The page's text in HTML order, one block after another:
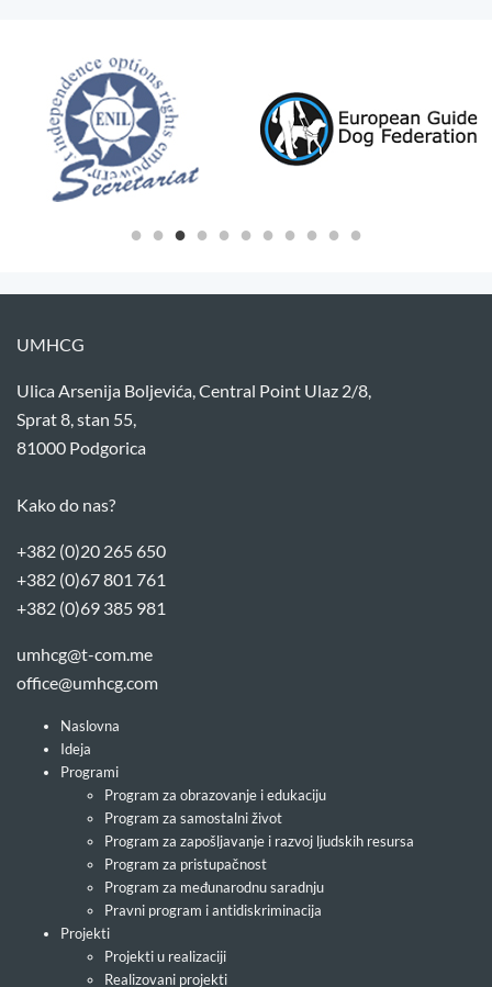
UMHCG
Ulica Arsenija Boljevića, Central Point Ulaz 2/8,
Sprat 8, stan 55,
81000 Podgorica
Kako do nas?
+382 (0)20 265 650
+382 (0)67 801 761
+382 (0)69 385 981
umhcg@t-com.me
office@umhcg.com
Naslovna
Ideja
Programi
Program za obrazovanje i edukaciju
Program za samostalni život
Program za zapošljavanje i razvoj ljudskih resursa
Program za pristupačnost
Program za međunarodnu saradnju
Pravni program i antidiskriminacija
Projekti
Projekti u realizaciji
Realizovani projekti